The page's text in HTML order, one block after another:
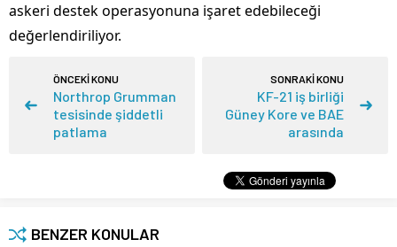
askeri destek operasyonuna işaret edebileceği
değerlendiriliyor.
ÖNCEKİ KONU
Northrop Grumman
tesisinde şiddetli
patlama
SONRAKİ KONU
KF-21 iş birliği
Güney Kore ve BAE
arasında
BENZER KONULAR